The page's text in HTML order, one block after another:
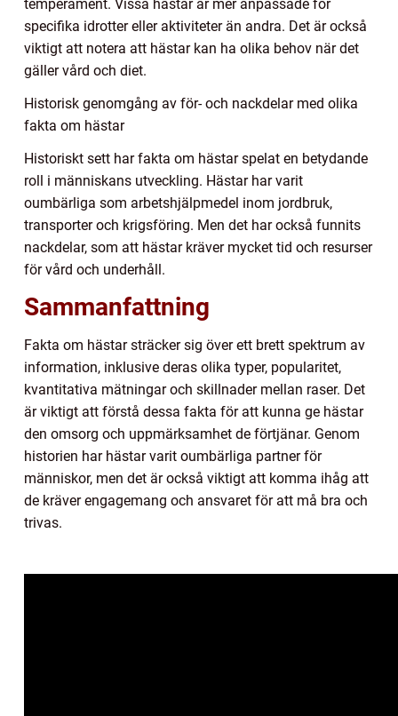
temperament. Vissa hästar är mer anpassade för
specifika idrotter eller aktiviteter än andra. Det är också
viktigt att notera att hästar kan ha olika behov när det
gäller vård och diet.
Historisk genomgång av för- och nackdelar med olika
fakta om hästar
Historiskt sett har fakta om hästar spelat en betydande
roll i människans utveckling. Hästar har varit
oumbärliga som arbetshjälpmedel inom jordbruk,
transporter och krigsföring. Men det har också funnits
nackdelar, som att hästar kräver mycket tid och resurser
för vård och underhåll.
Sammanfattning
Fakta om hästar sträcker sig över ett brett spektrum av
information, inklusive deras olika typer, popularitet,
kvantitativa mätningar och skillnader mellan raser. Det
är viktigt att förstå dessa fakta för att kunna ge hästar
den omsorg och uppmärksamhet de förtjänar. Genom
historien har hästar varit oumbärliga partner för
människor, men det är också viktigt att komma ihåg att
de kräver engagemang och ansvaret för att må bra och
trivas.